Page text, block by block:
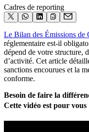
Cadres de reporting
Le Bilan des Émissions de
réglementaire est-il
dépend de votre structure,
d’activité. Cet article
sanctions encourues et la
conforme.
Besoin de faire la
Cette vidéo est pour vous